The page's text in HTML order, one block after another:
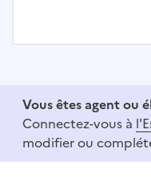
f
Vous êtes agent ou
Connectez-vous à
modifier ou